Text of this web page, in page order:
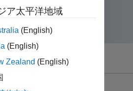
ア太平洋地域
(English)
(English)
Zealand (English)